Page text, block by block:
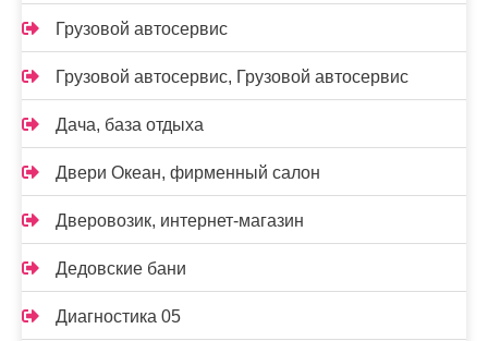
Грузовой автосервис
Грузовой автосервис, Грузовой автосервис
Дача, база отдыха
Двери Океан, фирменный салон
Дверовозик, интернет-магазин
Дедовские бани
Диагностика 05